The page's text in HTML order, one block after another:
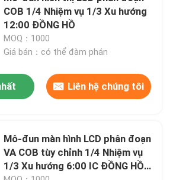
COB 1/4 Nhiệm vụ 1/3 Xu hướng
12:00 ĐỒNG HỒ
MOQ：1000
Giá bán：có thể đàm phán
Liên hệ chúng tôi
Mô-đun màn hình LCD phân đoạn
VA COB tùy chỉnh 1/4 Nhiệm vụ
1/3 Xu hướng 6:00 IC ĐỒNG HỒ